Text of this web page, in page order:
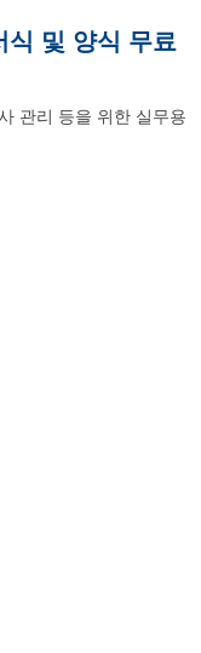
식 및 양식 무료
관리 등을 위한 실무용